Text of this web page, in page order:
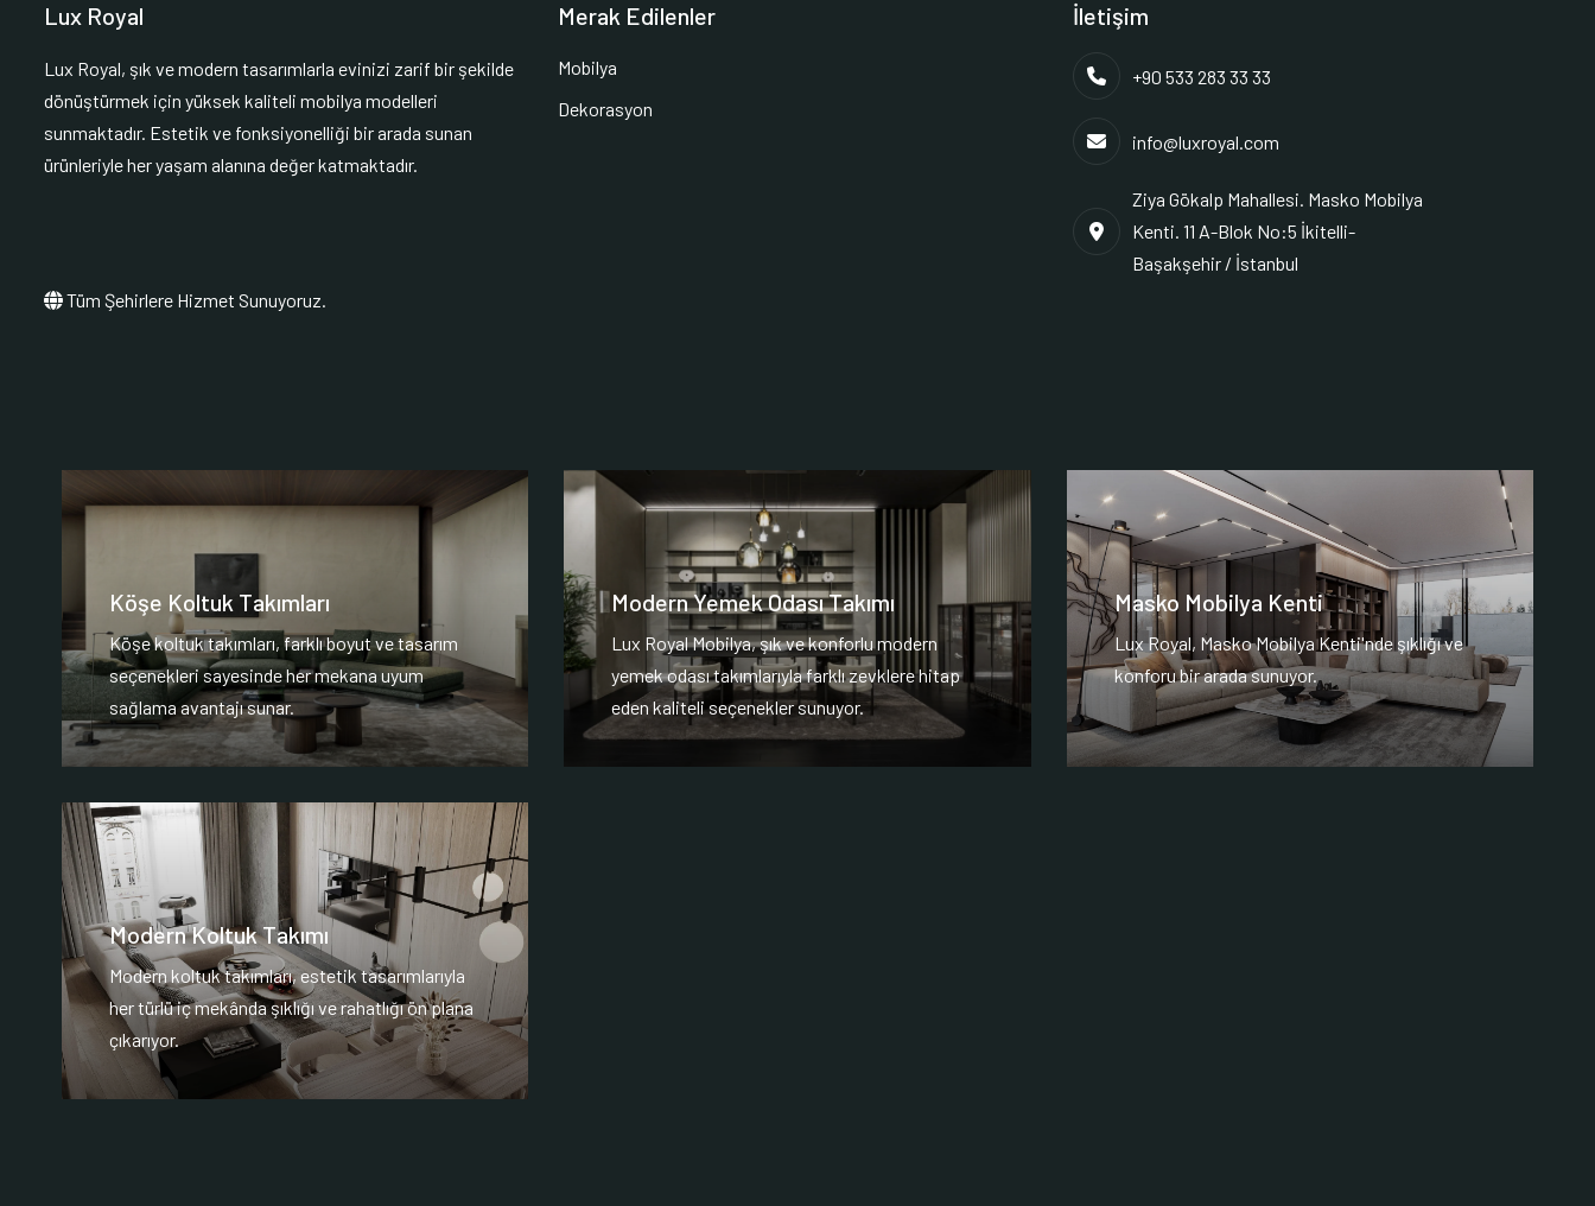
Lux Royal
Lux Royal, şık ve modern tasarımlarla evinizi zarif bir şekilde
dönüştürmek için yüksek kaliteli mobilya modelleri
sunmaktadır. Estetik ve fonksiyonelliği bir arada sunan
ürünleriyle her yaşam alanına değer katmaktadır.
Tüm Şehirlere Hizmet Sunuyoruz.
Merak Edilenler
Mobilya
Dekorasyon
İletişim
+90 533 283 33 33
info@luxroyal.com
Ziya Gökalp Mahallesi. Masko Mobilya
Kenti. 11 A-Blok No:5 İkitelli-
Başakşehir / İstanbul
Köşe Koltuk Takımları
Köşe koltuk takımları, farklı boyut ve tasarım
seçenekleri sayesinde her mekana uyum
sağlama avantajı sunar.
Modern Yemek Odası Takımı
Lux Royal Mobilya, şık ve konforlu modern
yemek odası takımlarıyla farklı zevklere hitap
eden kaliteli seçenekler sunuyor.
Masko Mobilya Kenti
Lux Royal, Masko Mobilya Kenti'nde şıklığı ve
konforu bir arada sunuyor.
Modern Koltuk Takımı
Modern koltuk takımları, estetik tasarımlarıyla
her türlü iç mekânda şıklığı ve rahatlığı ön plana
çıkarıyor.